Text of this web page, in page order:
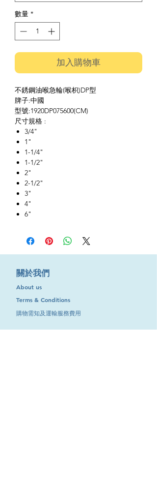
數量 *
加入購物車
不銹鋼油喉急輪(喉枳)DP型
牌子:中國
型號:1920DP075600(CM)
尺寸規格 :
3/4"
1"
1-1/4"
1-1/2"
2"
2-1/2"
3"
4"
6"
​關於我們
About us
Terms & Conditions
購物需知及運輸服務費用